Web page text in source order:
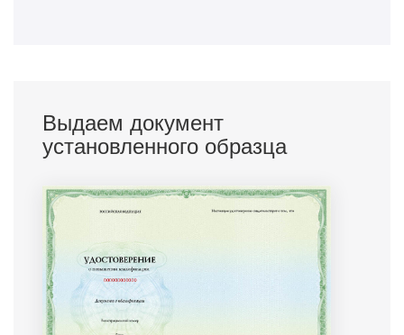
Выдаем документ
установленного образца